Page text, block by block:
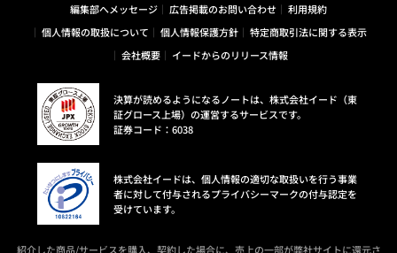
編集部へメッセージ 広告掲載のお問い合わせ
利用規約
個人情報の取扱について
個人情報保護方針
特定商取引法に関する表示
会社概要
イードからのリリース情報
決算が読めるようになるノートは、株式会社イード（東
証グロース上場）の運営するサービスです。
証券コード：6038
株式会社イードは、個人情報の適切な取扱いを行う事業
者に対して付与されるプライバシーマークの付与認定を
受けています。
紹介した商品/サービスを購入、契約した場合に、売上の一部が弊社サイトに還元さ